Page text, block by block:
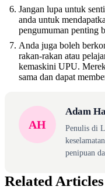
Jangan lupa untuk
anda untuk
pengumuman penting
Anda juga boleh
rakan-rakan atau
kemaskini UPU.
sama dan dapat
AH
Adam
Penulis di
penipuan
Related Articles